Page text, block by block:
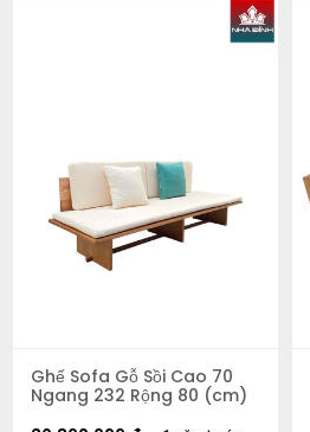
Ghế Sofa Gỗ Sồi Cao 70
Ngang 232 Rộng 80 (cm)